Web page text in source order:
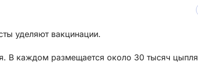
уделяют вакцинации.
В каждом размещается около 30 тысяч